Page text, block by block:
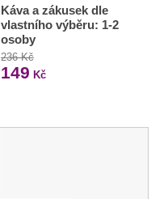
Káva a zákusek dle
vlastního výběru: 1-2
osoby
236 Kč
149 Kč